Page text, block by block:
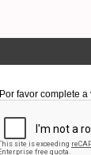
Por favor complete